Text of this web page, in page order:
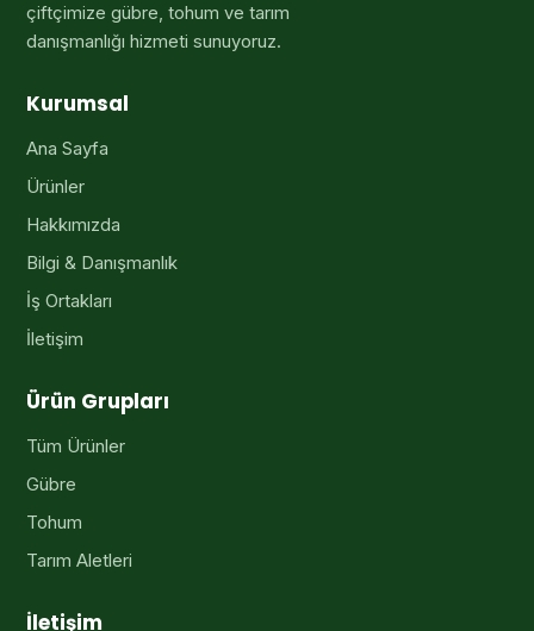
çiftçimize gübre, tohum ve tarım
danışmanlığı hizmeti sunuyoruz.
Kurumsal
Ana Sayfa
Ürünler
Hakkımızda
Bilgi & Danışmanlık
İş Ortakları
İletişim
Ürün Grupları
Tüm Ürünler
Gübre
Tohum
Tarım Aletleri
İletişim